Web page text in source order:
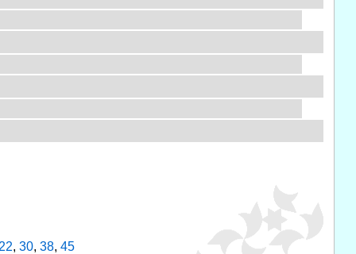
22, 30, 38, 45